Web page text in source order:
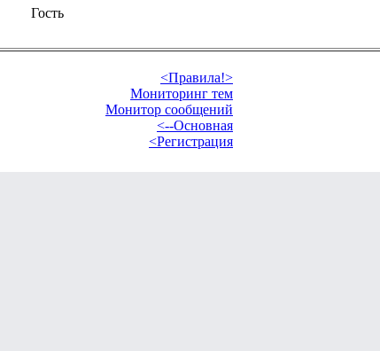
Гость
<Правила!>
Мониторинг тем
Монитор сообщений
<--Основная
<Регистрация